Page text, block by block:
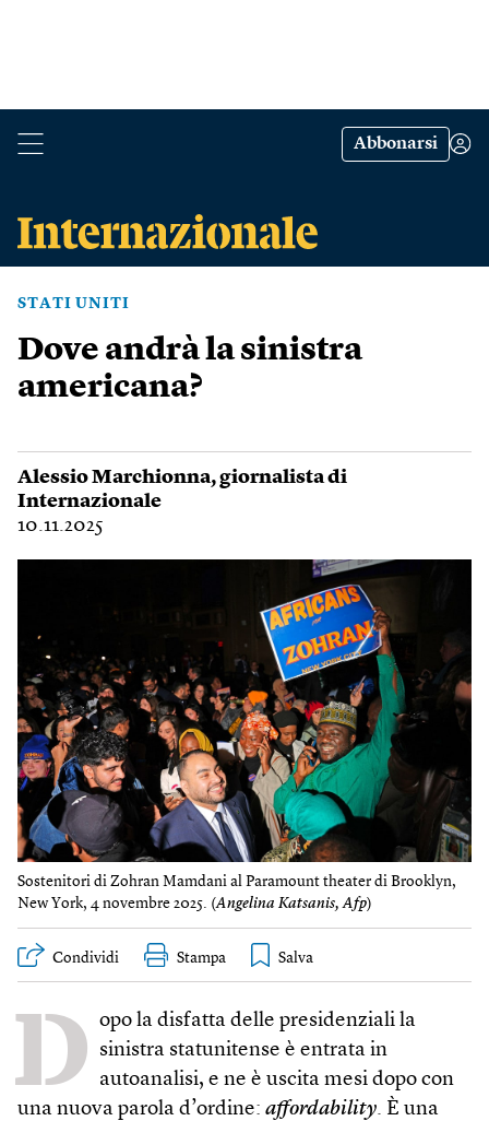
Abbonarsi
STATI UNITI
Dove andrà la sinistra
americana?
Alessio Marchionna, giornalista di
Internazionale
10.11.2025
Sostenitori di Zohran Mamdani al Paramount theater di Brooklyn,
New York, 4 novembre 2025. (Angelina Katsanis, Afp)
Condividi Stampa
D opo la disfatta delle presidenziali la
sinistra statunitense è entrata in
autoanalisi, e ne è uscita mesi dopo con
una nuova parola d’ordine: affordability. È una